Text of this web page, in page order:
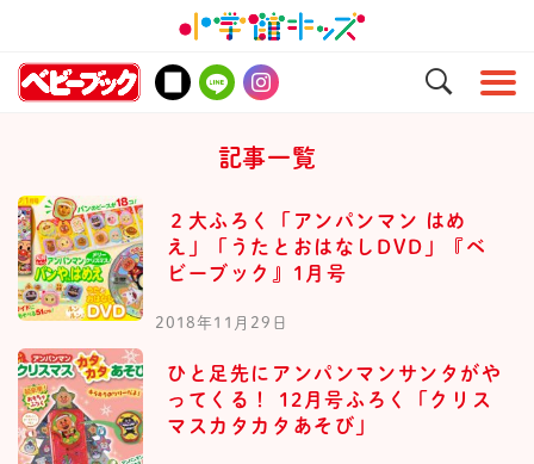
記事一覧
２大ふろく「アンパンマン はめ
え」「うたとおはなしDVD」『ベ
ビーブック』1月号
2018年11月29日
ひと足先にアンパンマンサンタがや
ってくる！ 12月号ふろく「クリス
マスカタカタあそび」